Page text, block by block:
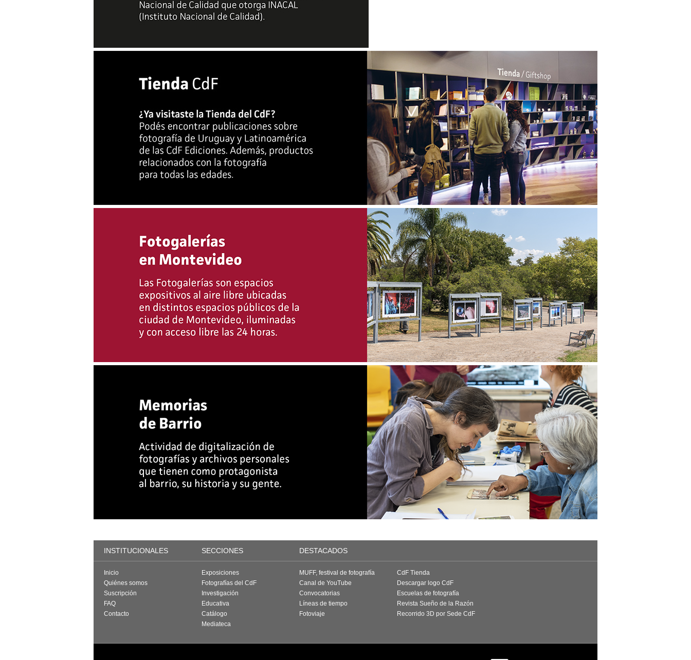
INSTITUCIONALES SECCIONES DESTACADOS
Inicio
Quiénes somos
Suscripción
FAQ
Contacto
Exposiciones
Fotografías del CdF
Investigación
Educativa
Catálogo
Mediateca
MUFF, festival de fotografía
Canal de YouTube
Convocatorias
Líneas de tiempo
Fotoviaje
CdF Tienda
Descargar logo CdF
Escuelas de fotografía
Revista Sueño de la Razón
Recorrido 3D por Sede CdF